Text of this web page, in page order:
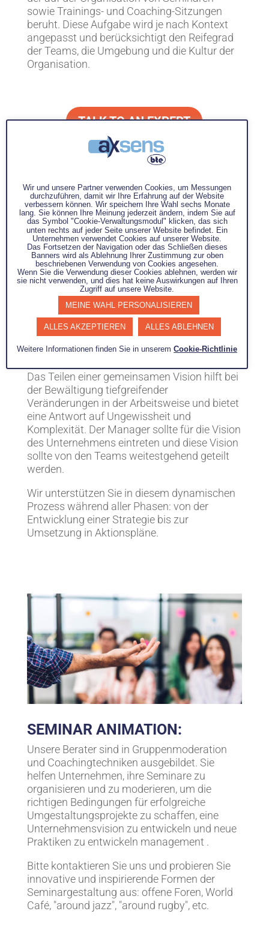
sowie Trainings- und Coaching-Sitzungen
beruht. Diese Aufgabe wird je nach Kontext
angepasst und berücksichtigt den Reifegrad
der Teams, die Umgebung und die Kultur der
Organisation.
TALK TO AN EXPERT
BUILD A CORPORATE VISION:
Das Teilen einer gemeinsamen Vision hilft bei
der Bewältigung tiefgreifender
Veränderungen in der Arbeitsweise und bietet
eine Antwort auf Ungewissheit und
Komplexität. Der Manager sollte für die Vision
des Unternehmens eintreten und diese Vision
sollte von den Teams weitestgehend geteilt
werden.
Wir unterstützen Sie in diesem dynamischen
Prozess während aller Phasen: von der
Entwicklung einer Strategie bis zur
Umsetzung in Aktionspläne.
SEMINAR ANIMATION:
Unsere Berater sind in Gruppenmoderation
und Coachingtechniken ausgebildet. Sie
helfen Unternehmen, ihre Seminare zu
organisieren und zu moderieren, um die
richtigen Bedingungen für erfolgreiche
Umgestaltungsprojekte zu schaffen, eine
Unternehmensvision zu entwickeln und neue
Praktiken zu entwickeln management .
Bitte kontaktieren Sie uns und probieren Sie
innovative und inspirierende Formen der
Seminargestaltung aus: offene Foren, World
Café, "around jazz", "around rugby", etc.
Wir und unsere Partner verwenden Cookies, um Messungen
durchzuführen, damit wir Ihre Erfahrung auf der Website
verbessern können. Wir speichern Ihre Wahl sechs Monate
lang. Sie können Ihre Meinung jederzeit ändern, indem Sie auf
das Symbol "Cookie-Verwaltungsmodul" klicken, das sich
unten rechts auf jeder Seite unserer Website befindet. Ein
Unternehmen verwendet Cookies auf unserer Website.
Das Fortsetzen der Navigation oder das Schließen dieses
Banners wird als Ablehnung Ihrer Zustimmung zur oben
beschriebenen Verwendung von Cookies angesehen.
Wenn Sie die Verwendung dieser Cookies ablehnen, werden wir
sie nicht verwenden, und dies hat keine Auswirkungen auf Ihren
Zugriff auf unsere Website.
MEINE WAHL PERSONALISIEREN
ALLES AKZEPTIEREN ALLES ABLEHNEN
Weitere Informationen finden Sie in unseremCookie-Richtlinie